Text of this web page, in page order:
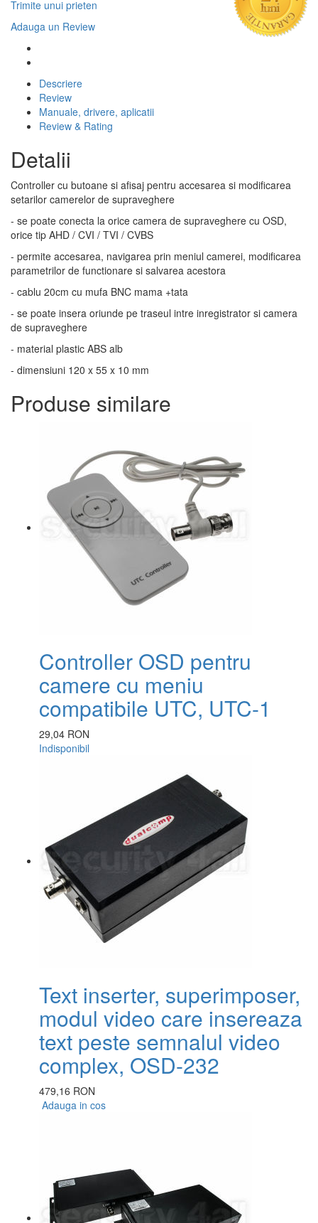
Trimite unui prieten
Adauga un Review
Descriere
Review
Manuale, drivere, aplicatii
Review & Rating
Detalii
Controller cu butoane si afisaj pentru accesarea si modificarea
setarilor camerelor de supraveghere
- se poate conecta la orice camera de supraveghere cu OSD,
orice tip AHD / CVI / TVI / CVBS
- permite accesarea, navigarea prin meniul camerei, modificarea
parametrilor de functionare si salvarea acestora
- cablu 20cm cu mufa BNC mama +tata
- se poate insera oriunde pe traseul intre inregistrator si camera
de supraveghere
- material plastic ABS alb
- dimensiuni 120 x 55 x 10 mm
Produse similare
Controller OSD pentru
camere cu meniu
compatibile UTC, UTC-1
29,04 RON
Indisponibil
Text inserter, superimposer,
modul video care insereaza
text peste semnalul video
complex, OSD-232
479,16 RON
Adauga in cos